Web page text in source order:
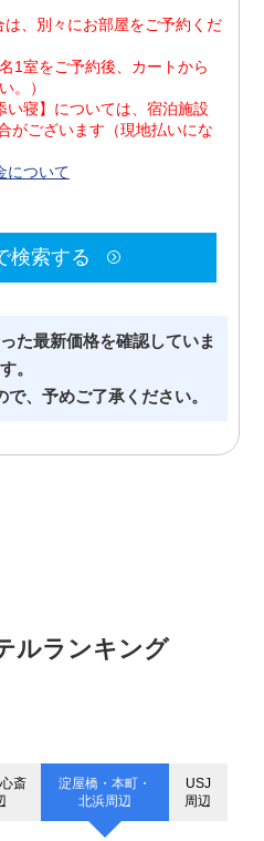
、別々にお部屋をご予約くだ
1室をご予約後、カートから
。）
寝】については、宿泊施設
がございます（現地払いにな
について
検索する
た最新価格を確認していま
す。
、予めご了承ください。
ルランキング
斎
淀屋橋・本町・
北浜周辺
USJ
周辺